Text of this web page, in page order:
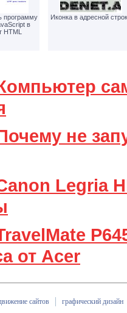
программу
в
HTML
Иконка в адресной
не
Legria
от Acer
сайтов графический дизайн